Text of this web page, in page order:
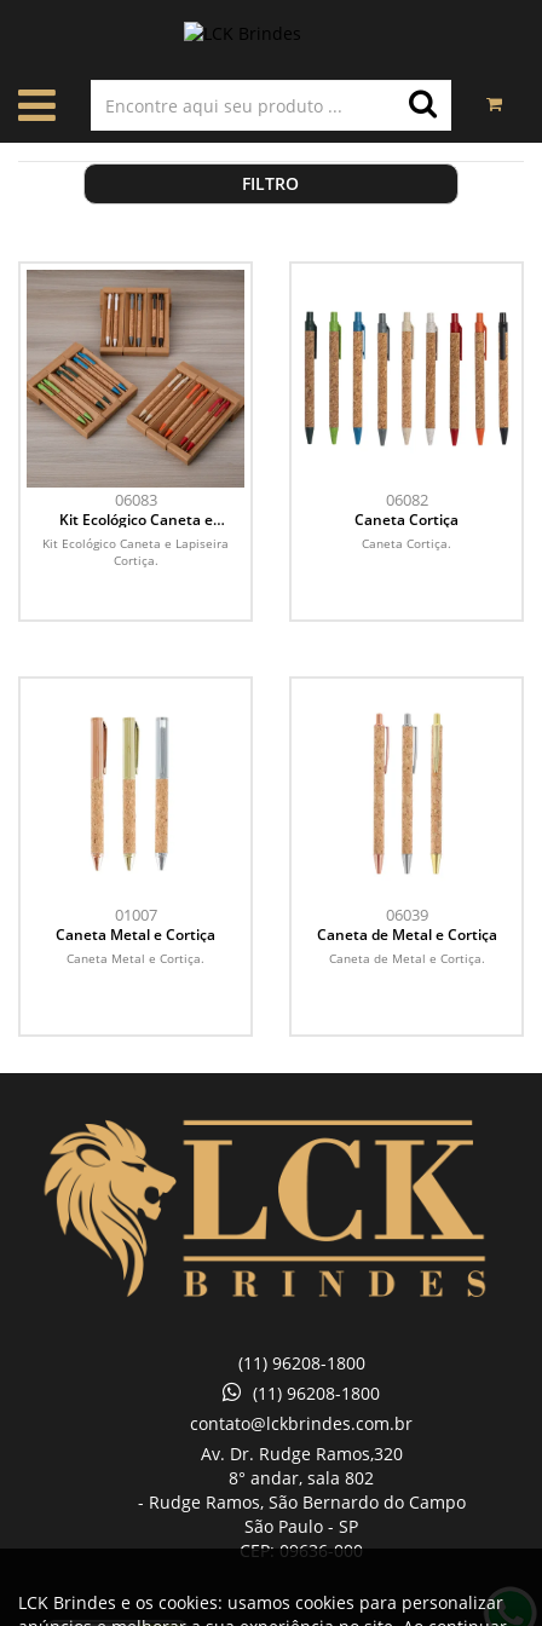
FILTRO
06083
Kit Ecológico Caneta e
Lapiseira Cortiça
Kit Ecológico Caneta e Lapiseira
Cortiça.
06082
Caneta Cortiça
Caneta Cortiça.
01007
Caneta Metal e Cortiça
Caneta Metal e Cortiça.
06039
Caneta de Metal e Cortiça
Caneta de Metal e Cortiça.
(11) 96208-1800
(11) 96208-1800
contato@lckbrindes.com.br
Av. Dr. Rudge Ramos,320
8° andar, sala 802
- Rudge Ramos, São Bernardo do Campo
São Paulo - SP
CEP: 09636-000
LCK Brindes e os cookies: usamos cookies para personalizar